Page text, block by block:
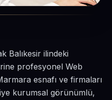
Balıkesir ilindeki
profesyonel Web
esnafı ve firmaları
kurumsal görünümlü,